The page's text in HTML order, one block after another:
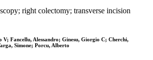
right colectomy; transverse incision
V; Fancellu, Alessandro; Ginesu, Giorgio C; Cherchi,
Simone; Porcu, Alberto